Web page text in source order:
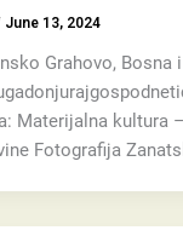
June 13, 2024
Grahovo, Bosna
Materijalna kultura
Fotografija